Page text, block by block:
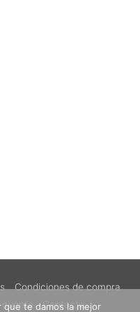
Condiciones de compra
cuenta Contacto
que te damos la mejor